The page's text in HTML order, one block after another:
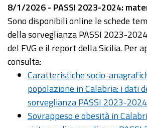
8/1/2026 - PASSI 2023-2024:
Sono disponibili online le schede
della sorveglianza PASSI 2023-
del FVG e il report della Sicilia. Per
consulta:
Caratteristiche socio-
popolazione in Calabria: i dati
sorveglianza PASSI 2023-2024
Sovrappeso e obesità in